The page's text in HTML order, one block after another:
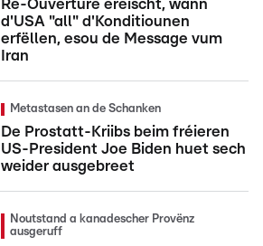
Re-Ouverture eréischt, wann
d'USA "all" d'Konditiounen
erfëllen, esou de Message vum
Iran
Metastasen an de Schanken
De Prostatt-Kriibs beim fréieren
US-President Joe Biden huet sech
weider ausgebreet
Noutstand a kanadescher Provënz
ausgeruff